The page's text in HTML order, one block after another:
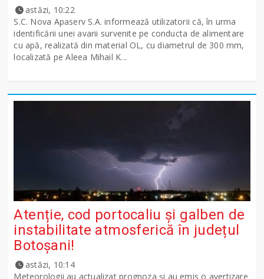
astăzi, 10:22
S.C. Nova Apaserv S.A. informează utilizatorii că, în urma
identificării unei avarii survenite pe conducta de alimentare
cu apă, realizată din material OL, cu diametrul de 300 mm,
localizată pe Aleea Mihail K...
Atenție, cod portocaliu și galben de
instabilitate atmosferică în județul
Botoșani!
astăzi, 10:14
Meteorologii au actualizat prognoza și au emis o avertizare